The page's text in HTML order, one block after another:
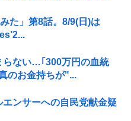
た」第8話。8/9(日)は
らない…｢300万円の血統
のお金持ちが"...
ンサーへの自民党献金疑